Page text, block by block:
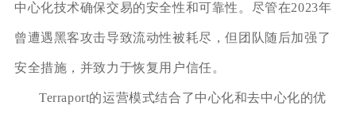
中心化技术确保交易的安全性和可靠性。尽管在2023年
曾遭遇黑客攻击导致流动性被耗尽，但团队随后加强了
安全措施，并致力于恢复用户信任。
Terraport的运营模式结合了中心化和去中心化的优